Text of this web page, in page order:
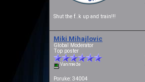
Shut the f..k up and train!!!
Miki Mihajlovic
Global Moderator
Top poster
Van mreže
Poruke: 34004